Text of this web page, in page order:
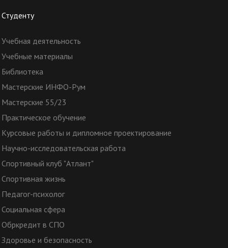
Студенту
Учебная деятельность
Учебные материалы
Библиотека
Мастерские ИНФО-Рум
Мастерские 55/23
Практическое обучение
Курсовые работы и дипломное проектирование
Научно-исследовательская работа
Спортивный клуб "Атлант"
Спортивная жизнь
Педагог-психолог
Социальная сфера
Обркредит в СПО
Здоровье и безопасность